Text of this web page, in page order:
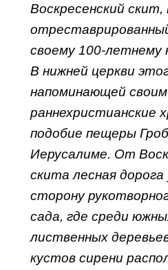
Воскресенский
своему 100-летнему
В нижней церкви
напоминающей
раннехристианские
подобие пещеры
Иерусалиме. От
скита лесная
сторону
сада, где среди
лиственных
кустов сирени